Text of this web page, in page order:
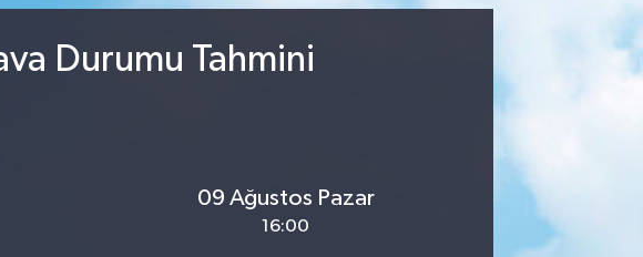
Durumu Tahmini
09 Ağustos Pazar
16:00